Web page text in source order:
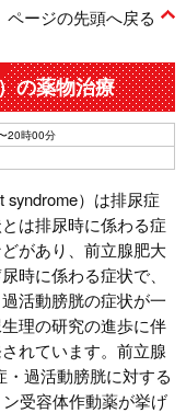
ページの先頭へ戻る
の薬物治療
20時00分
syndrome）は排尿症
は排尿時に係わる症
があり、前立腺肥大
時に係わる症状で、
活動膀胱の症状が一
理の研究の進歩に伴
れています。前立腺
過活動膀胱に対する
受容体作動薬が挙げ